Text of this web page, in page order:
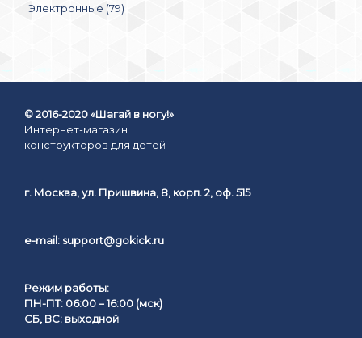
Электронные (79)
© 2016-2020 «Шагай в ногу!»
Интернет-магазин
конструкторов для детей
г. Москва, ул. Пришвина, 8, корп. 2, оф. 515
e-mail: support@gokick.ru
Режим работы:
ПН-ПТ: 06:00 – 16:00 (мск)
СБ, ВС: выходной